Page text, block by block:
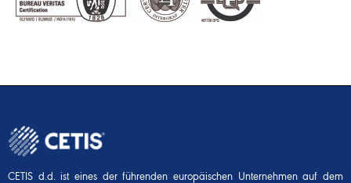
CETIS d.d. ist eines der führenden europäischen Unternehmen auf dem